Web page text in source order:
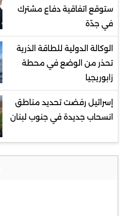
ستوقع اتفاقية دفاع مشترك
في جدّة
الوكالة الدولية للطاقة الذرية
تحذر من الوضع في محطة
زابوريجيا
إسرائيل رفضت تحديد مناطق
انسحاب جديدة في جنوب لبنان